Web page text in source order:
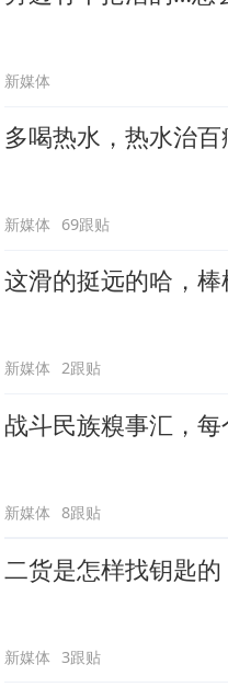
新媒体
多喝热水，热水治百
新媒体 69跟贴
这滑的挺远的哈，棒
新媒体 2跟贴
战斗民族糗事汇，
新媒体 8跟贴
二货是怎样找钥匙的
新媒体 3跟贴